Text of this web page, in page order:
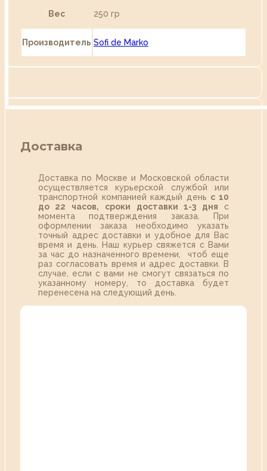
Вес 250 гр
Производитель Sofi de Marko
Доставка
Доставка по Москве и Московской области
осуществляется курьерской службой или
транспортной компанией каждый день с 10
до 22 часов,
сроки доставки 1-3 дня с
момента подтверждения заказа. При
оформлении заказа необходимо указать
точный адрес доставки и удобное для Вас
время и день. Наш курьер свяжется с Вами
за час до назначенного времени, чтоб еще
раз согласовать время и адрес доставки. В
случае, если с вами не смогут связаться по
указанному номеру, то доставка будет
перенесена на следующий день.